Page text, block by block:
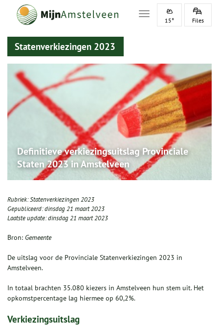
Toggle navigation
15° Files
Statenverkiezingen 2023
Definitieve verkiezingsuitslag Provinciale
Staten 2023 in Amstelveen
Rubriek:Statenverkiezingen 2023
Gepubliceerd:dinsdag 21 maart 2023
Laatste update:dinsdag 21 maart 2023
Bron: Gemeente
De uitslag voor de Provinciale Statenverkiezingen 2023 in
Amstelveen.
In totaal brachten 35.080 kiezers in Amstelveen hun stem uit. Het
opkomstpercentage lag hiermee op 60,2%.
Verkiezingsuitslag